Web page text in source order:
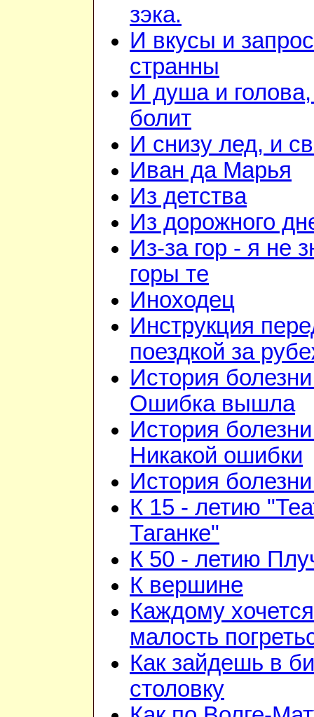
зэка.
И вкусы и
странны
И душа и
болит
И снизу лед, и
Иван да Марья
Из детства
Из дорожного
Из-за гор - я не
горы те
Иноходец
Инструкция
поездкой за
История
Ошибка вышла
История
Никакой ошибки
История
К 15 - летию
Таганке"
К 50 - летию
К вершине
Каждому хочется
малость
Как зайдешь в
столовку